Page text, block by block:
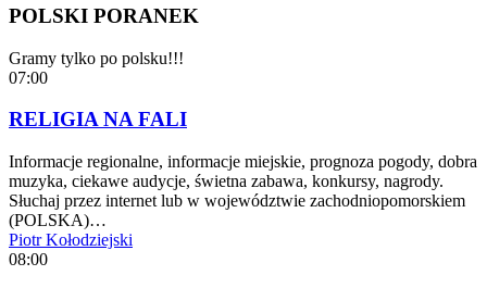
POLSKI PORANEK
Gramy tylko po polsku!!!
07:00
RELIGIA NA FALI
Informacje regionalne, informacje miejskie, prognoza pogody, dobra
muzyka, ciekawe audycje, świetna zabawa, konkursy, nagrody.
Słuchaj przez internet lub w województwie zachodniopomorskiem
(POLSKA)…
Piotr Kołodziejski
08:00